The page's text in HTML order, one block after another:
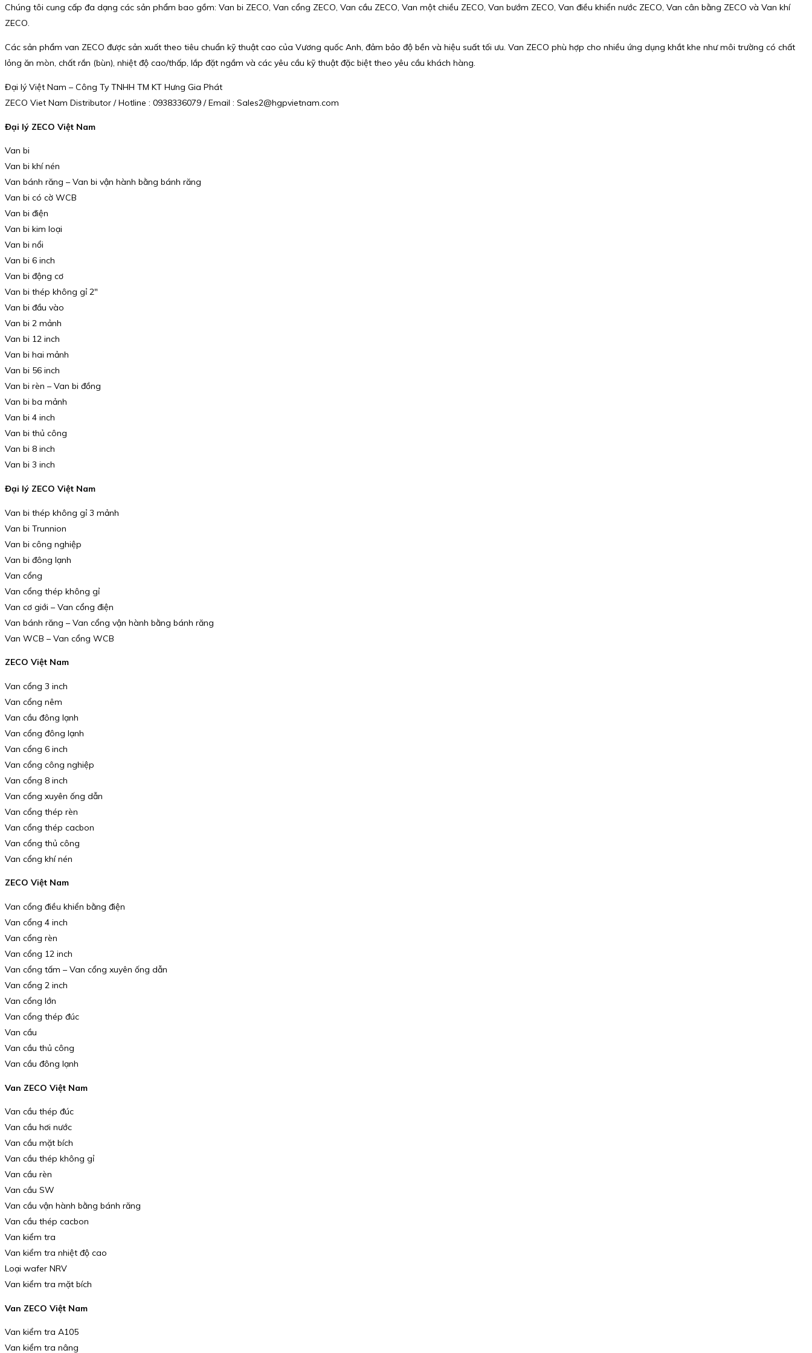
Chúng tôi cung cấp đa dạng các sản phẩm bao gồm: Van bi ZECO, Van cổng ZECO, Van cầu ZECO, Van một chiều ZECO, Van bướm ZECO, Van điều khiển nước ZECO, Van cân bằng ZECO và Van khí
ZECO.
Các sản phẩm van ZECO được sản xuất theo tiêu chuẩn kỹ thuật cao của Vương quốc Anh, đảm bảo độ bền và hiệu suất tối ưu. Van ZECO phù hợp cho nhiều ứng dụng khắt khe như môi trường có chất
lỏng ăn mòn, chất rắn (bùn), nhiệt độ cao/thấp, lắp đặt ngầm và các yêu cầu kỹ thuật đặc biệt theo yêu cầu khách hàng.
Đại lý Việt Nam – Công Ty TNHH TM KT Hưng Gia Phát
ZECO Viet Nam Distributor / Hotline : 0938336079 / Email : Sales2@hgpvietnam.com
Đại lý ZECO Việt Nam
Van bi
Van bi khí nén
Van bánh răng – Van bi vận hành bằng bánh răng
Van bi có cờ WCB
Van bi điện
Van bi kim loại
Van bi nổi
Van bi 6 inch
Van bi động cơ
Van bi thép không gỉ 2″
Van bi đầu vào
Van bi 2 mảnh
Van bi 12 inch
Van bi hai mảnh
Van bi 56 inch
Van bi rèn – Van bi đồng
Van bi ba mảnh
Van bi 4 inch
Van bi thủ công
Van bi 8 inch
Van bi 3 inch
Đại lý ZECO Việt Nam
Van bi thép không gỉ 3 mảnh
Van bi Trunnion
Van bi công nghiệp
Van bi đông lạnh
Van cổng
Van cổng thép không gỉ
Van cơ giới – Van cổng điện
Van bánh răng – Van cổng vận hành bằng bánh răng
Van WCB – Van cổng WCB
ZECO Việt Nam
Van cổng 3 inch
Van cổng nêm
Van cầu đông lạnh
Van cổng đông lạnh
Van cổng 6 inch
Van cổng công nghiệp
Van cổng 8 inch
Van cổng xuyên ống dẫn
Van cổng thép rèn
Van cổng thép cacbon
Van cổng thủ công
Van cổng khí nén
ZECO Việt Nam
Van cổng điều khiển bằng điện
Van cổng 4 inch
Van cổng rèn
Van cổng 12 inch
Van cổng tấm – Van cổng xuyên ống dẫn
Van cổng 2 inch
Van cổng lớn
Van cổng thép đúc
Van cầu
Van cầu thủ công
Van cầu đông lạnh
Van ZECO Việt Nam
Van cầu thép đúc
Van cầu hơi nước
Van cầu mặt bích
Van cầu thép không gỉ
Van cầu rèn
Van cầu SW
Van cầu vận hành bằng bánh răng
Van cầu thép cacbon
Van kiểm tra
Van kiểm tra nhiệt độ cao
Loại wafer NRV
Van kiểm tra mặt bích
Van ZECO Việt Nam
Van kiểm tra A105
Van kiểm tra nâng